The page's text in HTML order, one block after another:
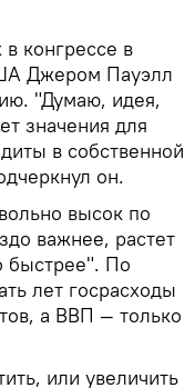
конгрессе в
Джером Пауэлл
"Думаю, идея,
значения для
в собственной
он.
высок по
важнее, растет
быстрее". По
лет госрасходы
а ВВП — только
или увеличить